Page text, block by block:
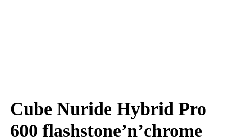
Cube Nuride Hybrid Pro
600 flashstone’n’chrome